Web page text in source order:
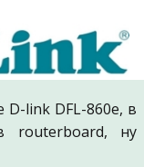
link DFL-860e, в
routerboard, ну